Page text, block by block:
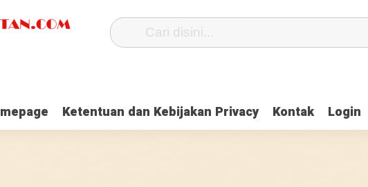
Ketentuan dan Kebijakan Privacy Kontak Login